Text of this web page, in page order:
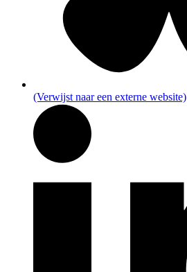
(Verwijst naar een externe website)